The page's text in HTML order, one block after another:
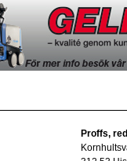
Proffs,